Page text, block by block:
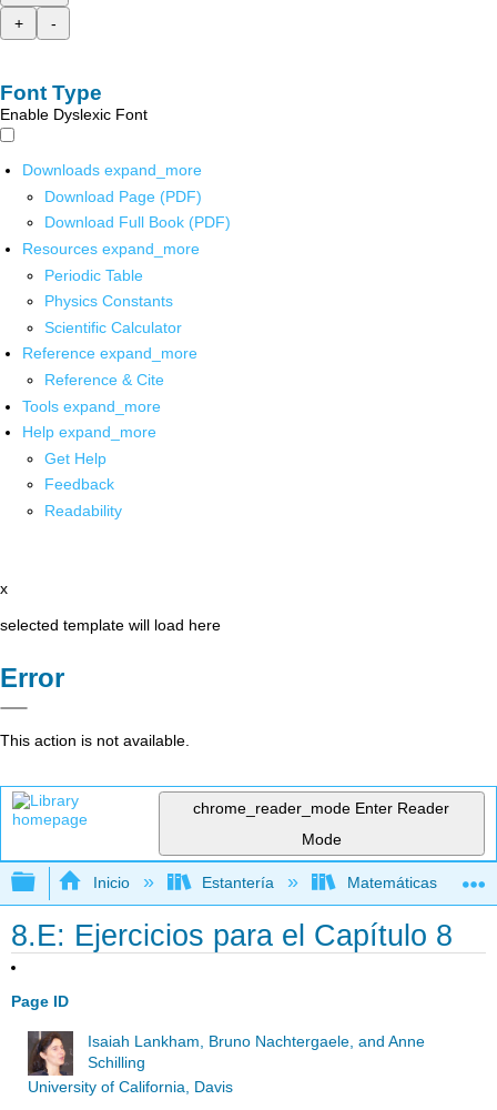
+
-
Font Type
Enable Dyslexic Font
Downloads expand_more
Download Page (PDF)
Download Full Book (PDF)
Resources expand_more
Periodic Table
Physics Constants
Scientific Calculator
Reference expand_more
Reference & Cite
Tools expand_more
Help expand_more
Get Help
Feedback
Readability
x
selected template will load here
Error
This action is not available.
chrome_reader_mode Enter Reader
Mode
Expandir/contraer jerarquía global
Inicio Estantería Matemáticas
8.E: Ejercicios para el Capítulo 8
Page ID
Isaiah Lankham, Bruno Nachtergaele, and Anne
Schilling
University of California, Davis